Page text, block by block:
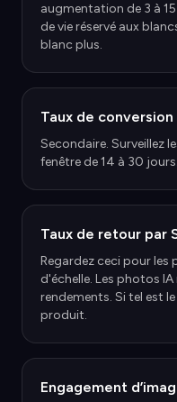
augmentation de 3 à
de vie réservé aux
blanc plus.
Taux de
Secondaire. Surveillez
fenêtre de 14 à 30 jours.
Taux de retour par
Regardez ceci pour
d'échelle. Les photos
rendements. Si tel est
produit.
Engagement